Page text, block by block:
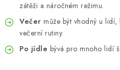
zátěži a náročném režimu.
Večer může být vhodný u
večerní rutiny.
Po jídle bývá pro mnoho lidí